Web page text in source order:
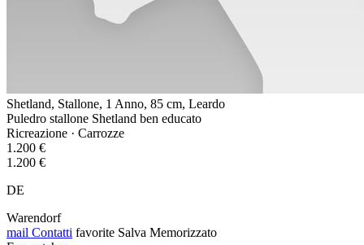
Shetland, Stallone, 1 Anno, 85 cm, Leardo
Puledro stallone Shetland ben educato
Ricreazione · Carrozze
1.200 €
1.200 €
DE
Warendorf
mail Contatti favorite Salva Memorizzato